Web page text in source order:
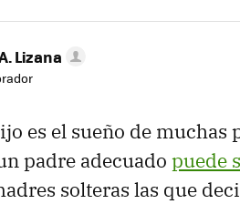
Lizana
es el sueño de muchas
padre adecuado puede
solteras las que